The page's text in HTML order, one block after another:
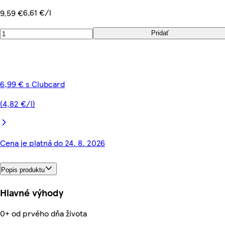
9,59 €6,61 €/l
Pridať
6,99 € s Clubcard
(4,82 €/l)
Cena je platná do 24. 8. 2026
Popis produktu
Hlavné výhody
0+ od prvého dňa života